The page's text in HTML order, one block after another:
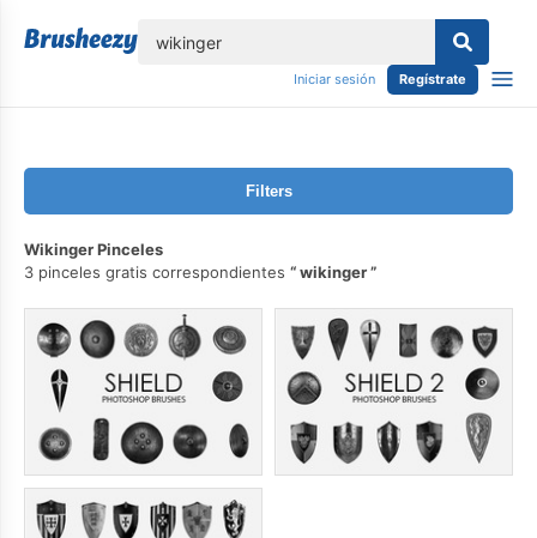
Iniciar sesión Regístrate
Filters
Wikinger Pinceles
3 pinceles gratis correspondientes
wikinger